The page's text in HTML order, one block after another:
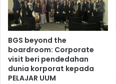
BGS beyond the
boardroom: Corporate
visit beri pendedahan
dunia korporat kepada
PELAJAR UUM